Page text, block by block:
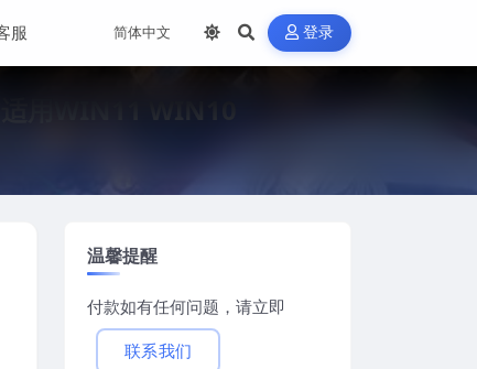
服 登录
用WIN11 WIN10
温馨提醒
付款如有任何问题，请立即
联系我们